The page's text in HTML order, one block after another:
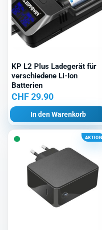
KP L2 Plus Ladegerät für
verschiedene Li-Ion
Batterien
CHF29.90
In den Warenkorb